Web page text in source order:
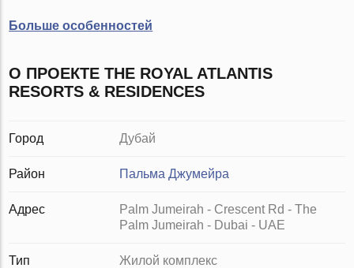
Больше особенностей
О ПРОЕКТЕ THE ROYAL ATLANTIS
RESORTS & RESIDENCES
Город Дубай
Район Пальма Джумейра
Адрес
Palm Jumeirah - Crescent Rd - The
Palm Jumeirah - Dubai - UAE
Тип Жилой комплекс